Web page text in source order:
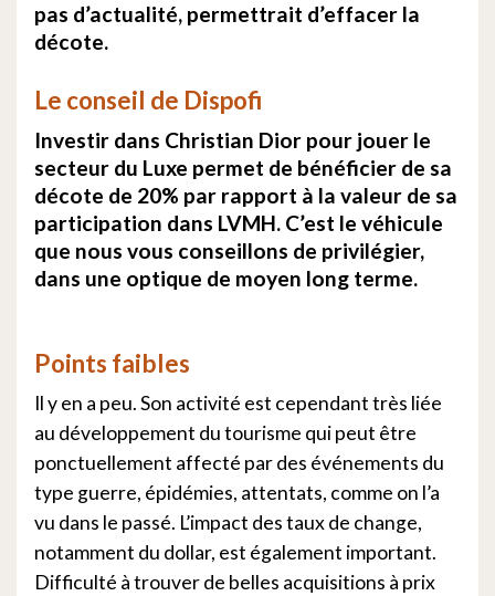
pas d’actualité, permettrait d’effacer la
décote.
Le conseil de Dispofi
Investir dans Christian Dior pour jouer le
secteur du Luxe permet de bénéficier de sa
décote de 20% par rapport à la valeur de sa
participation dans LVMH. C’est le véhicule
que nous vous conseillons de privilégier,
dans une optique de moyen long terme.
Points faibles
Il y en a peu. Son activité est cependant très liée
au développement du tourisme qui peut être
ponctuellement affecté par des événements du
type guerre, épidémies, attentats, comme on l’a
vu dans le passé. L’impact des taux de change,
notamment du dollar, est également important.
Difficulté à trouver de belles acquisitions à prix